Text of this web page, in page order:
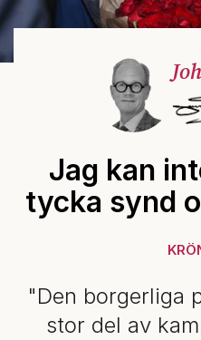
Jag kan
tycka synd
"Den borgerliga
stor del av